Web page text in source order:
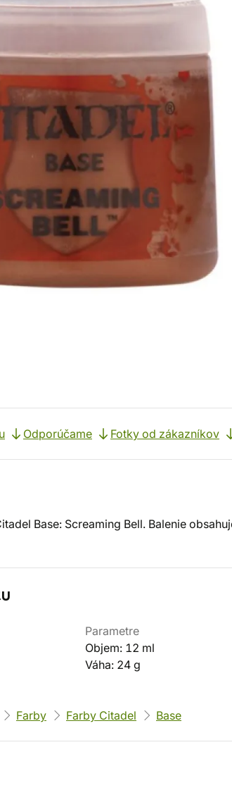
Odporúčame Fotky od zákazníkov
Base: Screaming Bell. Balenie
Parametre
Objem: 12 ml
Váha: 24 g
Farby Farby Citadel Base